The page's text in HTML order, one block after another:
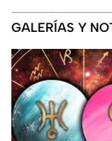
GALERÍAS Y